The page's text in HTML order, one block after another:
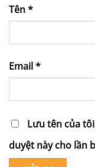
Tên*
Email*
Lưu tên của
duyệt này cho lần